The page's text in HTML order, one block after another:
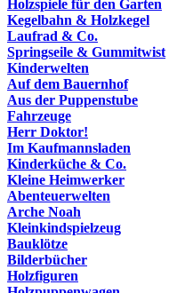
Holzspiele für den Garten
Kegelbahn & Holzkegel
Laufrad & Co.
Springseile & Gummitwist
Kinderwelten
Auf dem Bauernhof
Aus der Puppenstube
Fahrzeuge
Herr Doktor!
Im Kaufmannsladen
Kinderküche & Co.
Kleine Heimwerker
Abenteuerwelten
Arche Noah
Kleinkindspielzeug
Bauklötze
Bilderbücher
Holzfiguren